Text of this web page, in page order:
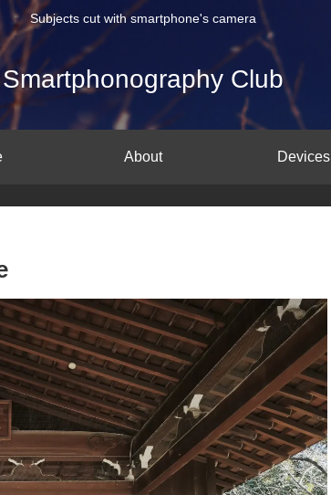
Subjects cut with smartphone's camera
Smartphonography Club
About Devices